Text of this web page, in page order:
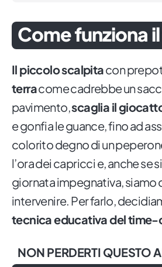
Come funziona
Il piccolo scalpitacon
terracome cadrebbe un
pavimento,scaglia il
e gonfia le guance, fino ad
colorito degno di un
l’ora dei capricci e, anche se
giornata impegnativa, siamo
intervenire. Per farlo,
tecnica educativa del time-
NON PERDERTI QUESTO